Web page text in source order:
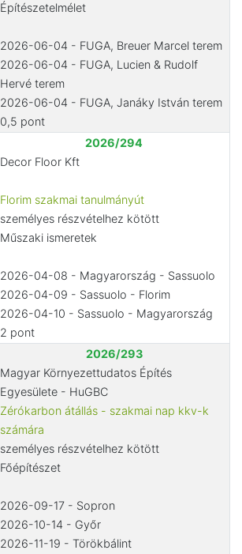
Építészetelmélet
2026-06-04 - FUGA, Breuer Marcel terem
2026-06-04 - FUGA, Lucien & Rudolf
Hervé terem
2026-06-04 - FUGA, Janáky István terem
0,5 pont
2026/294
Decor Floor Kft
Florim szakmai tanulmányút
személyes részvételhez kötött
Műszaki ismeretek
2026-04-08 - Magyarország - Sassuolo
2026-04-09 - Sassuolo - Florim
2026-04-10 - Sassuolo - Magyarország
2 pont
2026/293
Magyar Környezettudatos Építés
Egyesülete - HuGBC
Zérókarbon átállás - szakmai nap kkv-k
számára
személyes részvételhez kötött
Főépítészet
2026-09-17 - Sopron
2026-10-14 - Győr
2026-11-19 - Törökbálint